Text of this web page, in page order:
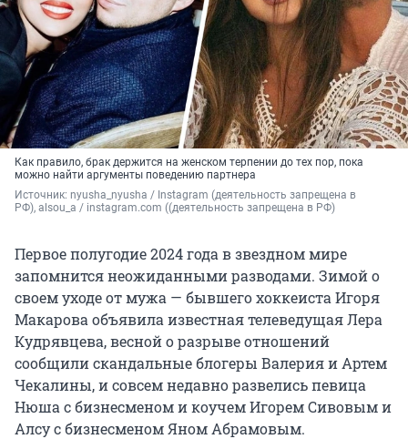
Как правило, брак держится на женском терпении до тех пор, пока
можно найти аргументы поведению партнера
Источник: nyusha_nyusha / Instagram (деятельность запрещена в
РФ), alsou_a / instagram.com ((деятельность запрещена в РФ)
Первое полугодие 2024 года в звездном мире
запомнится неожиданными разводами. Зимой о
своем уходе от мужа — бывшего хоккеиста Игоря
Макарова объявила известная телеведущая Лера
Кудрявцева, весной о разрыве отношений
сообщили скандальные блогеры Валерия и Артем
Чекалины, и совсем недавно развелись певица
Нюша с бизнесменом и коучем Игорем Сивовым и
Алсу с бизнесменом Яном Абрамовым.